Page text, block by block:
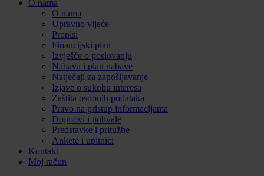
O nama
O nama
Upravno vijeće
Propisi
Financijski plan
Izvješće o poslovanju
Nabava i plan nabave
Natječaji za zapošljavanje
Izjave o sukobu interesa
Zaštita osobnih podataka
Pravo na pristup informacijama
Dojmovi i pohvale
Predstavke i pritužbe
Ankete i upitnici
Kontakt
Moj račun